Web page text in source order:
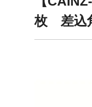
枚 差込